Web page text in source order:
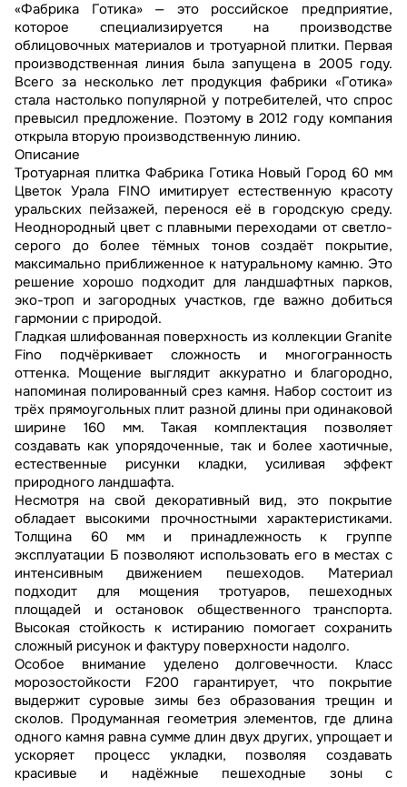
«Фабрика Готика» — это российское предприятие,
которое специализируется на производстве
облицовочных материалов и тротуарной плитки. Первая
производственная линия была запущена в 2005 году.
Всего за несколько лет продукция фабрики «Готика»
стала настолько популярной у потребителей, что спрос
превысил предложение. Поэтому в 2012 году компания
открыла вторую производственную линию.
Описание
Тротуарная плитка Фабрика Готика Новый Город 60 мм
Цветок Урала FINO имитирует естественную красоту
уральских пейзажей, перенося её в городскую среду.
Неоднородный цвет с плавными переходами от светло-
серого до более тёмных тонов создаёт покрытие,
максимально приближенное к натуральному камню. Это
решение хорошо подходит для ландшафтных парков,
эко-троп и загородных участков, где важно добиться
гармонии с природой.
Гладкая шлифованная поверхность из коллекции Granite
Fino подчёркивает сложность и многогранность
оттенка. Мощение выглядит аккуратно и благородно,
напоминая полированный срез камня. Набор состоит из
трёх прямоугольных плит разной длины при одинаковой
ширине 160 мм. Такая комплектация позволяет
создавать как упорядоченные, так и более хаотичные,
естественные рисунки кладки, усиливая эффект
природного ландшафта.
Несмотря на свой декоративный вид, это покрытие
обладает высокими прочностными характеристиками.
Толщина 60 мм и принадлежность к группе
эксплуатации Б позволяют использовать его в местах с
интенсивным движением пешеходов. Материал
подходит для мощения тротуаров, пешеходных
площадей и остановок общественного транспорта.
Высокая стойкость к истиранию помогает сохранить
сложный рисунок и фактуру поверхности надолго.
Особое внимание уделено долговечности. Класс
морозостойкости F200 гарантирует, что покрытие
выдержит суровые зимы без образования трещин и
сколов. Продуманная геометрия элементов, где длина
одного камня равна сумме длин двух других, упрощает и
ускоряет процесс укладки, позволяя создавать
красивые и надёжные пешеходные зоны с